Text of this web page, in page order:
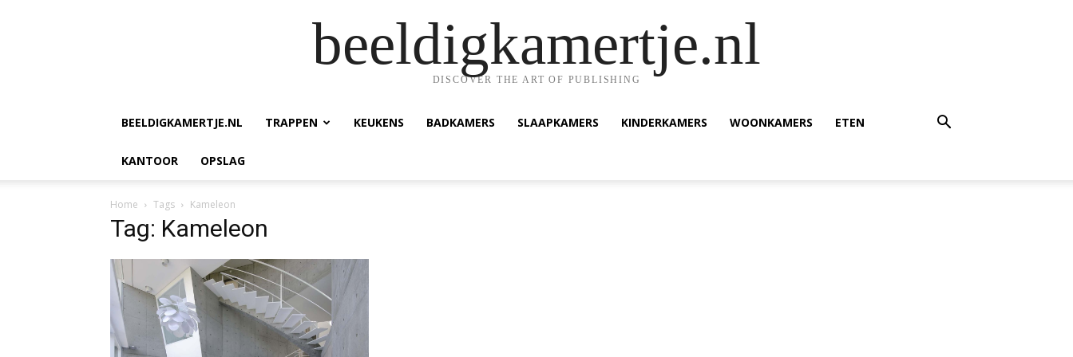
beeldigkamertje.nl
DISCOVER THE ART OF PUBLISHING
BEELDIGKAMERTJE.NL TRAPPEN KEUKENS BADKAMERS SLAAPKAMERS KINDERKAMERS WOONKAMERS ETEN
KANTOOR OPSLAG
Home Tags Kameleon
Tag: Kameleon